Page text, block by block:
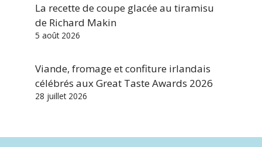
La recette de coupe glacée au tiramisu
de Richard Makin
5 août 2026
Viande, fromage et confiture irlandais
célébrés aux Great Taste Awards 2026
28 juillet 2026